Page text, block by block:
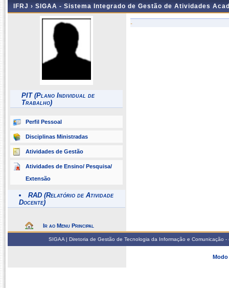
IFRJ › SIGAA - Sistema Integrado de Gestão de Atividades
PIT (Plano Individual de
Trabalho)
Perfil Pessoal
Disciplinas Ministradas
Atividades de Gestão
Atividades de Ensino/ Pesquisa/
Extensão
RAD (Relatório de Atividade
Docente)
Ir ao Menu Principal
-
SIGAA | Diretoria de Gestão de Tecnologia da Informação e
Modo